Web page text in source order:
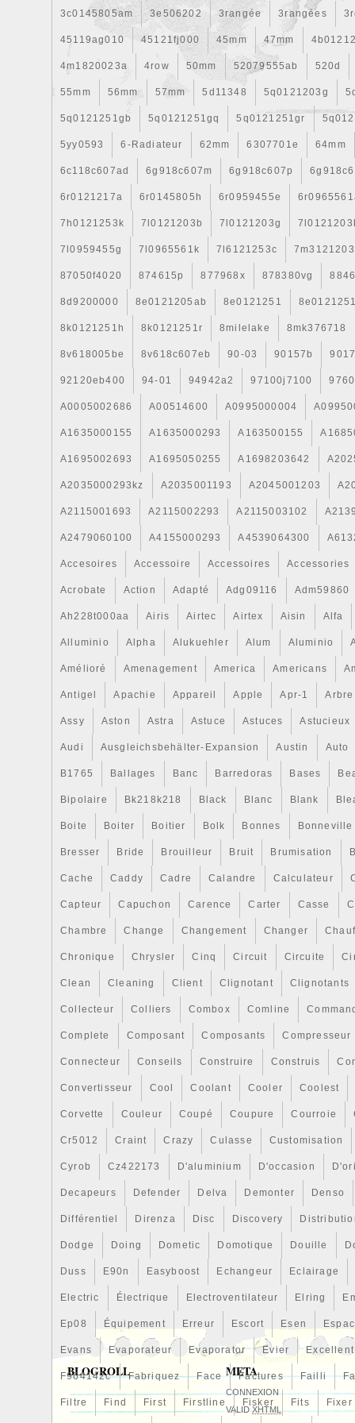
3c0145805am 3e506202 3rangée 3rangées
45119ag010 45121fj000 45mm 47mm
4m1820023a 4row 50mm 52079555ab 520d
55mm 56mm 57mm 5d11348 5q0121203g
5q0121251gb 5q0121251gq 5q0121251gr
5yy0593 6-Radiateur 62mm 6307701e 64mm
6c118c607ad 6g918c607m 6g918c607p
6r0121217a 6r0145805h 6r0959455e
7h0121253k 7l0121203b 7l0121203g
7l0959455g 7l0965561k 7l6121253c 7m3121203
87050f4020 874615p 877968x 878380vg
8d9200000 8e0121205ab 8e0121251
8k0121251h 8k0121251r 8milelake 8mk376718
8v618005be 8v618c607eb 90-03 90157b
92120eb400 94-01 94942a2 97100j7100
A0005002686 A00514600 A0995000004
A1635000155 A1635000293 A163500155
A1695002693 A1695050255 A1698203642
A2035000293kz A2035001193 A2045001203
A2115001693 A2115002293 A2115003102
A2479060100 A4155000293 A4539064300
Accesoires Accessoire Accessoires Accessories
Acrobate Action Adapté Adg09116 Adm59860
Ah228t000aa Airis Airtec Airtex Aisin Alfa
Alluminio Alpha Alukuehler Alum Aluminio
Amélioré Amenagement America Americans
Antigel Apachie Appareil Apple Apr-1 Arbre
Assy Aston Astra Astuce Astuces Astucieux
Audi Ausgleichsbehälter-Expansion Austin Auto
B1765 Ballages Banc Barredoras Bases
Bipolaire Bk218k218 Black Blanc Blank
Boite Boiter Boitier Bolk Bonnes Bonneville
Bresser Bride Brouilleur Bruit Brumisation
Cache Caddy Cadre Calandre Calculateur
Capteur Capuchon Carence Carter Casse
Chambre Change Changement Changer
Chronique Chrysler Cinq Circuit Circuite
Clean Cleaning Client Clignotant Clignotants
Collecteur Colliers Combox Comline
Complete Composant Composants Compresseur
Connecteur Conseils Construire Construis
Convertisseur Cool Coolant Cooler Coolest
Corvette Couleur Coupé Coupure Courroie
Cr5012 Craint Crazy Culasse Customisation
Cyrob Cz422173 D'aluminium D'occasion
Decapeurs Defender Delva Demonter Denso
Différentiel Direnza Disc Discovery
Dodge Doing Dometic Domotique Douille
Duss E90n Easyboost Echangeur Eclairage
Electric Électrique Electroventilateur Elring
Ep08 Équipement Erreur Escort Esen
Evans Evaporateur Evaporator Evier Excellent
F964142c Fabriquez Face Factures Failli
Filtre Find First Firstline Fisker Fits Fixer
BLOGROLL META
CONNEXION
VALIDXHTML